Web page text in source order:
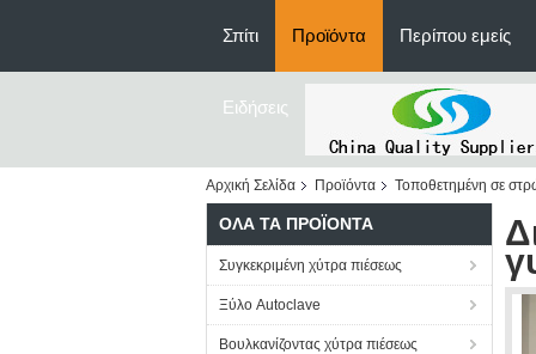
Σπίτι Προϊόντα Περίπου εμείς
Ειδήσεις
Αρχική Σελίδα Προϊόντα Τοποθετημένη σε
ΌΛΑ ΤΑ ΠΡΟΪΌΝΤΑ
Συγκεκριμένη χύτρα πιέσεως
Ξύλο Autoclave
Βουλκανίζοντας χύτρα πιέσεως